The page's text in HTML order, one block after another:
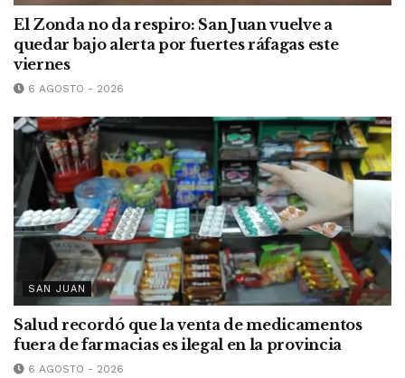
El Zonda no da respiro: San Juan vuelve a
quedar bajo alerta por fuertes ráfagas este
viernes
6 AGOSTO - 2026
SAN JUAN
Salud recordó que la venta de medicamentos
fuera de farmacias es ilegal en la provincia
6 AGOSTO - 2026